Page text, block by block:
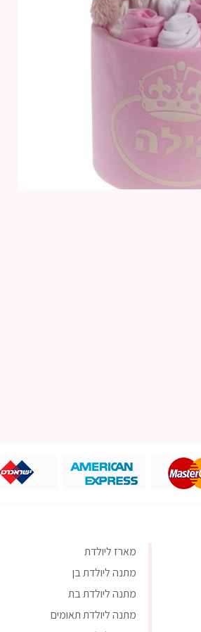
מארז ליולדת
מתנה ליולדת בן
מתנה ליולדת בת
מתנה ליולדת תאומים